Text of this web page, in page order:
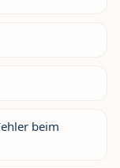
beim